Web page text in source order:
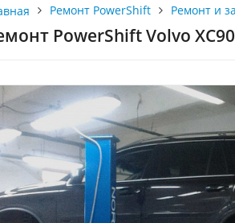
Ремонт PowerShift Ремонт и
PowerShift Volvo